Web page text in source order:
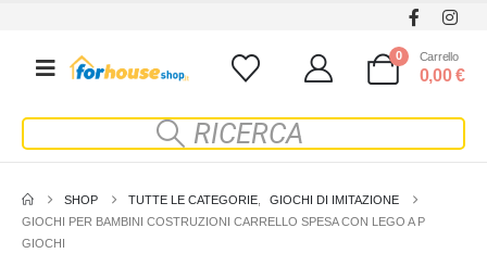
0 Carrello
0,00€
SHOP TUTTE LE CATEGORIE,
GIOCHI DI IMITAZIONE
GIOCHI PER BAMBINI COSTRUZIONI CARRELLO SPESA CON LEGO A P
GIOCHI